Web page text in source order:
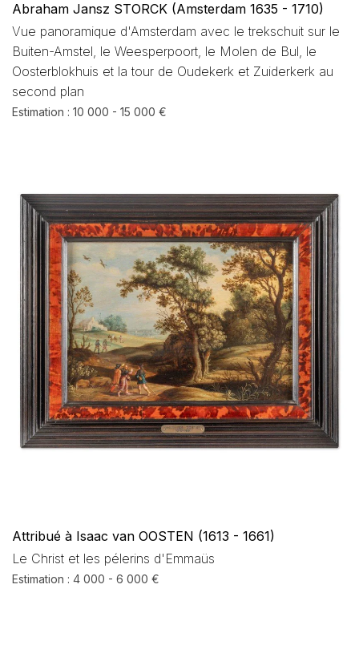
Abraham Jansz STORCK (Amsterdam 1635 - 1710)
Vue panoramique d'Amsterdam avec le trekschuit sur le
Buiten-Amstel, le Weesperpoort, le Molen de Bul, le
Oosterblokhuis et la tour de Oudekerk et Zuiderkerk au
second plan
Estimation : 10 000 - 15 000 €
Attribué à Isaac van OOSTEN (1613 - 1661)
Le Christ et les pélerins d'Emmaüs
Estimation : 4 000 - 6 000 €